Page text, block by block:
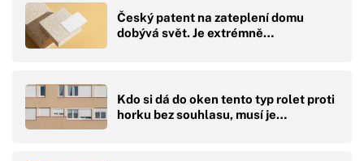
Český patent na zateplení domu
dobývá svět. Je extrémně…
Kdo si dá do oken tento typ rolet proti
horku bez souhlasu, musí je…